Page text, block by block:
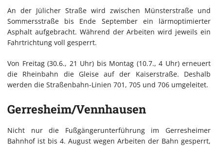
An der Jülicher Straße wird zwischen Münsterstraße und
Sommersstraße bis Ende September ein lärmoptimierter
Asphalt aufgebracht. Während der Arbeiten wird jeweils ein
Fahrtrichtung voll gesperrt.
Von Freitag (30.6., 21 Uhr) bis Montag (10.7., 4 Uhr) erneuert
die Rheinbahn die Gleise auf der Kaiserstraße. Deshalb
werden die Straßenbahn-Linien 701, 705 und 706 umgeleitet.
Gerresheim/Vennhausen
Nicht nur die Fußgängerunterführung im Gerresheimer
Bahnhof ist bis 4. August wegen Arbeiten der Bahn gesperrt,